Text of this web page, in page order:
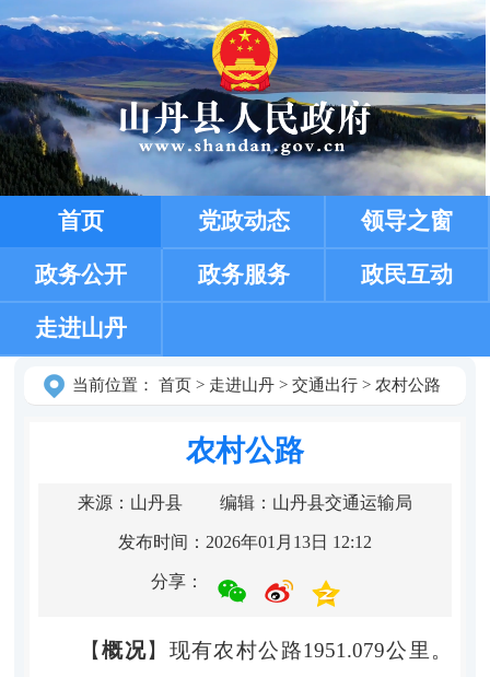
首页 党政动态 领导之窗
政务公开 政务服务 政民互动
走进山丹
当前位置： 首页> 走进山丹> 交通出行> 农村公路
农村公路
来源：山丹县 编辑：山丹县交通运输局
发布时间：2026年01月13日 12:12
分享：
【概况】 现有农村公路1951.079公里。